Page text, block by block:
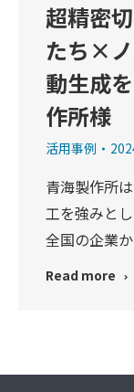
超精密
たち×ノ
動生成
作所様
活用事例
青海製作所
工を強みと
全国の企業
Read more